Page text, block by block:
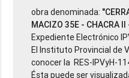
obra denominada:
MACIZO 35E - CHACRA II
Expediente Electrónico
El Instituto Provincial de
conocer la RES-IPVyH-
Ésta puede ser